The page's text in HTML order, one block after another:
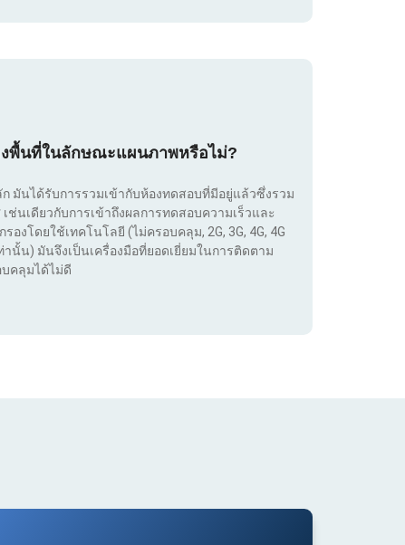
พื้นที่ในลักษณะแผนภาพหรือไม่?
มันได้รับการรวมเข้ากับห้องทดสอบที่มีอยู่แล้วซึ่งรวม
นเดียวกับการเข้าถึงผลการทดสอบความเร็วและ
โดยใช้เทคโนโลยี (ไม่ครอบคลุม, 2G, 3G, 4G, 4G
านั้น) มันจึงเป็นเครื่องมือที่ยอดเยี่ยมในการติดตาม
คลุมได้ไม่ดี